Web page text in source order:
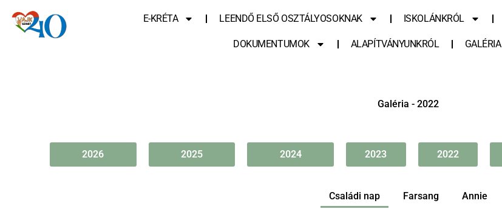
E-KRÉTA LEENDŐ ELSŐ OSZTÁLYOSOKNAK ISKOLÁNKRÓL
DOKUMENTUMOK ALAPÍTVÁNYUNKRÓL GALÉRIA
Galéria - 2022
2026 2025 2024 2023 2022
Családi nap Farsang Annie